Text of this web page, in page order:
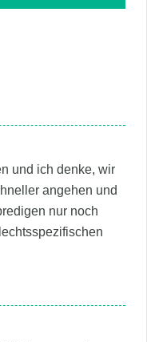
und ich denke, wir
angehen und
nur noch